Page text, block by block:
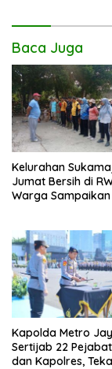
Baca Juga
Kelurahan
Jumat Bersih di
Warga
Kapolda Metro
Sertijab 22
dan Kapolres,